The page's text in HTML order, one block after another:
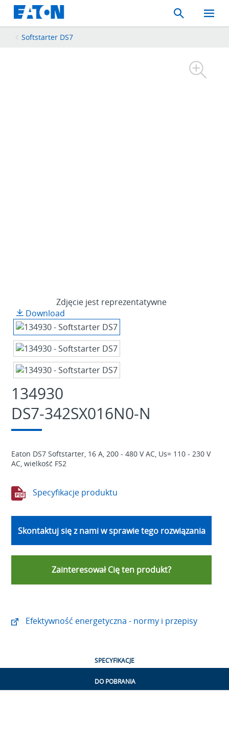
Search
Toggle
Mobile
Softstarter DS7
Zdjęcie jest reprezentatywne
Download
134930
DS7-342SX016N0-N
Eaton DS7 Softstarter, 16 A, 200 - 480 V AC, Us= 110 - 230 V
AC, wielkość FS2
Specyfikacje produktu
Skontaktuj się z nami w sprawie tego rozwiązania
Zainteresował Cię ten produkt?
Efektywność energetyczna - normy i przepisy
SPECYFIKACJE
DO POBRANIA